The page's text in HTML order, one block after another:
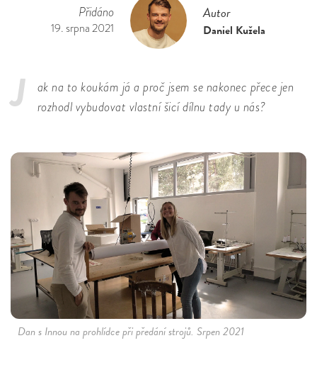
Přidáno
19. srpna 2021
Autor
Daniel Kužela
J
ak na to koukám já a proč jsem se nakonec přece jen
rozhodl vybudovat vlastní šicí dílnu tady u nás?
Dan s Innou na prohlídce při předání strojů. Srpen 2021